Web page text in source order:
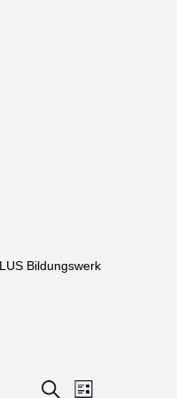
Bildungswerk
Events
SearchEvent